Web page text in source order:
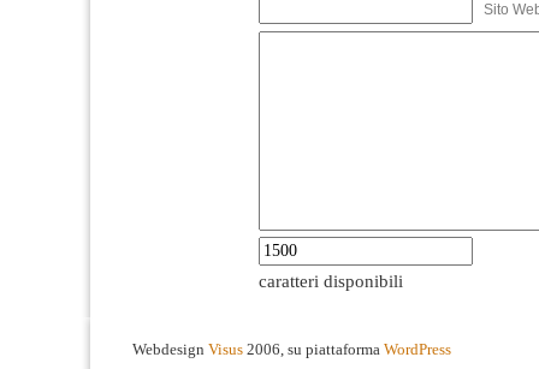
Sito
caratteri disponibili
Webdesign Visus 2006, su piattaforma WordPress